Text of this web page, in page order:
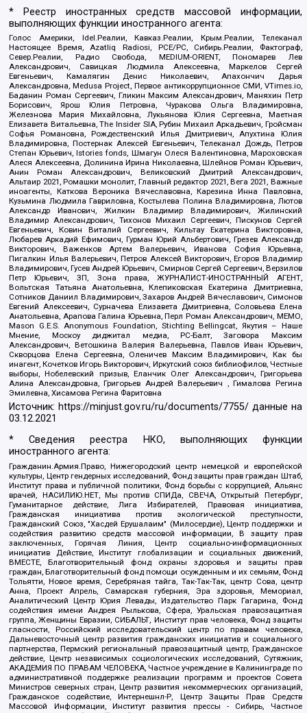
* Реестр иностранных средств массовой информации,
выполняющих функции иностранного агента:
Голос Америки, Idel.Реалии, Кавказ.Реалии, Крым.Реалии, Телеканал
Настоящее Время, Azatliq Radiosi, PCE/PC, Сибирь.Реалии, Фактограф,
Север.Реалии, Радио Свобода, MEDIUM-ORIENT, Пономарев Лев
Александрович, Савицкая Людмила Алексеевна, Маркелов Сергей
Евгеньевич, Камалягин Денис Николаевич, Апахончич Дарья
Александровна, Medusa Project, Первое антикоррупционное СМИ, VTimes.io,
Баданин Роман Сергеевич, Гликин Максим Александрович, Маняхин Петр
Борисович, Ярош Юлия Петровна, Чуракова Ольга Владимировна,
Железнова Мария Михайловна, Лукьянова Юлия Сергеевна, Маетная
Елизавета Витальевна, The Insider SIA, Рубин Михаил Аркадьевич, Гройсман
Софья Романовна, Рождественский Илья Дмитриевич, Апухтина Юлия
Владимировна, Постернак Алексей Евгеньевич, Телеканал Дождь, Петров
Степан Юрьевич, Istories fonds, Шмагун Олеся Валентиновна, Мароховская
Алеся Алексеевна, Долинина Ирина Николаевна, Шлейнов Роман Юрьевич,
Анин Роман Александрович, Великовский Дмитрий Александрович,
Альтаир 2021, Ромашки монолит, Главный редактор 2021, Вега 2021, Важные
иноагенты, Каткова Вероника Вячеславовна, Карезина Инна Павловна,
Кузьмина Людмила Гавриловна, Костылева Полина Владимировна, Лютов
Александр Иванович, Жилкин Владимир Владимирович, Жилинский
Владимир Александрович, Тихонов Михаил Сергеевич, Пискунов Сергей
Евгеньевич, Ковин Виталий Сергеевич, Кильтау Екатерина Викторовна,
Любарев Аркадий Ефимович, Гурман Юрий Альбертович, Грезев Александр
Викторович, Важенков Артем Валерьевич, Иванова София Юрьевна,
Пигалкин Илья Валерьевич, Петров Алексей Викторович, Егоров Владимир
Владимирович, Гусев Андрей Юрьевич, Смирнов Сергей Сергеевич, Верзилов
Петр Юрьевич, ЗП, Зона права, ЖУРНАЛИСТ-ИНОСТРАННЫЙ АГЕНТ,
Вольтская Татьяна Анатольевна, Клепиковская Екатерина Дмитриевна,
Сотников Даниил Владимирович, Захаров Андрей Вячеславович, Симонов
Евгений Алексеевич, Сурначева Елизавета Дмитриевна, Соловьева Елена
Анатольевна, Арапова Галина Юрьевна, Перл Роман Александрович, МЕМО,
Mason G.E.S. Anonymous Foundation, Stichting Bellingcat, Якутия – Наше
Мнение, Москоу диджитал медиа, РС-Балт, Заговора Максим
Александрович, Ветошкина Валерия Валерьевна, Павлов Иван Юрьевич,
Скворцова Елена Сергеевна, Оленичев Максим Владимирович, Как бы
инагент, Кочетков Игорь Викторович, Иркутский союз библиофилов, Честные
выборы, Нобелевский призыв, Еланчик Олег Александрович, Григорьева
Алина Александровна, Григорьев Андрей Валерьевич , Гималова Регина
Эмилевна, Хисамова Регина Фаритовна
Источник: https://minjust.gov.ru/ru/documents/7755/ данные на
03.12.2021
* Сведения реестра НКО, выполняющих функции
иностранного агента:
Гражданин.Армия.Право, Нижегородский центр немецкой и европейской
культуры, Центр гендерных исследований, Фонд защиты прав граждан Штаб,
Институт права и публичной политики, Фонд борьбы с коррупцией, Альянс
врачей, НАСИЛИЮ.НЕТ, Мы против СПИДа, СВЕЧА, Открытый Петербург,
Гуманитарное действие, Лига Избирателей, Правовая инициатива,
Гражданская инициатива против экологической преступности,
Гражданский Союз, "Хасдей Ерушалаим" (Милосердие), Центр поддержки и
содействия развитию средств массовой информации, В защиту прав
заключенных, Горячая Линия, Центр социально-информационных
инициатив Действие, Институт глобализации и социальных движений,
ВМЕСТЕ, Благотворительный фонд охраны здоровья и защиты прав
граждан, Благотворительный фонд помощи осужденным и их семьям, Фонд
Тольятти, Новое время, Серебряная тайга, Так-Так-Так, центр Сова, центр
Анна, Проект Апрель, Самарская губерния, Эра здоровья, Мемориал,
Аналитический Центр Юрия Левады, Издательство Парк Гагарина, Фонд
содействия имени Андрея Рылькова, Сфера, Уральская правозащитная
группа, Женщины Евразии, СИБАЛЬТ, Институт прав человека, Фонд защиты
гласности, Российский исследовательский центр по правам человека,
Дальневосточный центр развития гражданских инициатив и социального
партнерства, Пермский региональный правозащитный центр, Гражданское
действие, Центр независимых социологических исследований, Сутяжник,
АКАДЕМИЯ ПО ПРАВАМ ЧЕЛОВЕКА, Частное учреждение в Калининграде по
административной поддержке реализации программ и проектов Совета
Министров северных стран, Центр развития некоммерческих организаций,
Гражданское содействие, Интернешнл-Р, Центр Защиты Прав Средств
Массовой Информации, Институт развития прессы - Сибирь, Частное